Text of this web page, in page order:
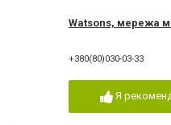
Watsons, мережа
+380(80)030-03-33
Я